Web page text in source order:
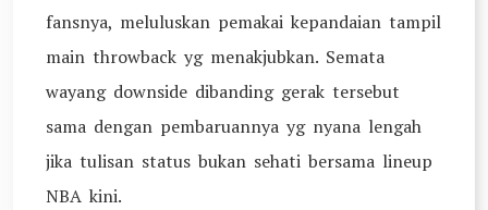
fansnya, meluluskan pemakai kepandaian tampil
main throwback yg menakjubkan. Semata
wayang downside dibanding gerak tersebut
sama dengan pembaruannya yg nyana lengah
jika tulisan status bukan sehati bersama lineup
NBA kini.